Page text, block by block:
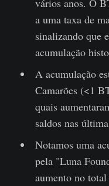
vários anos. O
a uma taxa de
sinalizando que
acumulação
A acumulação
Camarões (<1
quais
saldos nas
Notamos uma
pela "Luna
aumento no